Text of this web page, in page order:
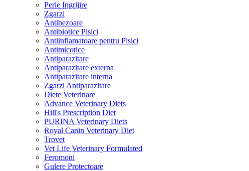
Perie Ingrijire
Zgarzi
Antibezoare
Antibiotice Pisici
Antiinflamatoare pentru Pisici
Antimicotice
Antiparazitare
Antiparazitare externa
Antiparazitare interna
Zgarzi Antiparazitare
Diete Veterinare
Advance Veterinary Diets
Hill's Prescription Diet
PURINA Veterinary Diets
Royal Canin Veterinary Diet
Trovet
Vet Life Veterinary Formulated
Feromoni
Gulere Protectoare